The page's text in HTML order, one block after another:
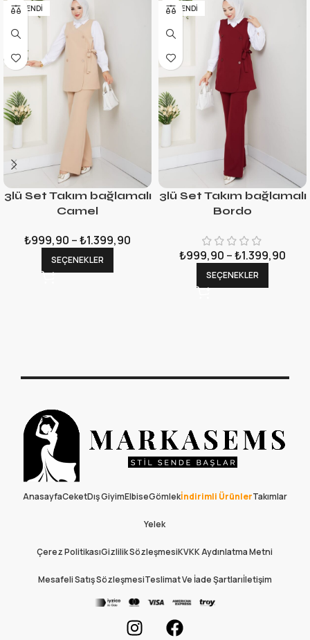
TÜKENDI
3lü Set Takım bağlamalı
Camel
₺999,90 –₺1.399,90
SEÇENEKLER
TÜKENDI
3lü Set Takım bağlamalı
Bordo
₺999,90 –₺1.399,90
SEÇENEKLER
AnasayfaCeketDış GiyimElbiseGömlekİndirimli ÜrünlerTakımlar
Yelek
Çerez PolitikasıGizlilik SözleşmesiKVKK Aydınlatma Metni
Mesafeli Satış SözleşmesiTeslimat Ve İade Şartlarıİletişim